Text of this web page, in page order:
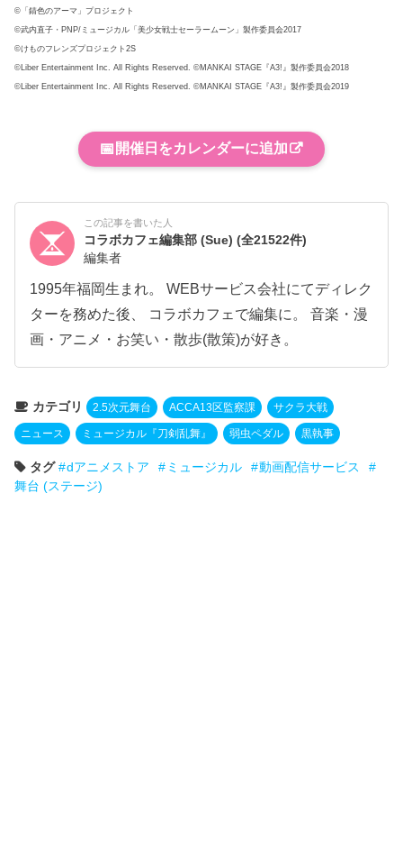
©「錆色のアーマ」プロジェクト
©武内直子・PNP/ミュージカル「美少女戦士セーラームーン」製作委員会2017
©けものフレンズプロジェクト2S
©Liber Entertainment Inc. All Rights Reserved. ©MANKAI STAGE『A3!』製作委員会2018
©Liber Entertainment Inc. All Rights Reserved. ©MANKAI STAGE『A3!』製作委員会2019
📅 開催日をカレンダーに追加
この記事を書いた人
コラボカフェ編集部 (Sue)(全21522件)
編集者
1995年福岡生まれ。 WEBサービス会社にてディレク
ターを務めた後、 コラボカフェで編集に。 音楽・漫
画・アニメ・お笑い・散歩(散策)が好き。
カテゴリ 2.5次元舞台 ACCA13区監察課 サクラ大戦
ニュース ミュージカル『刀剣乱舞』 弱虫ペダル 黒執事
タグ dアニメストア ミュージカル
動画配信サービス
舞台 (ステージ)